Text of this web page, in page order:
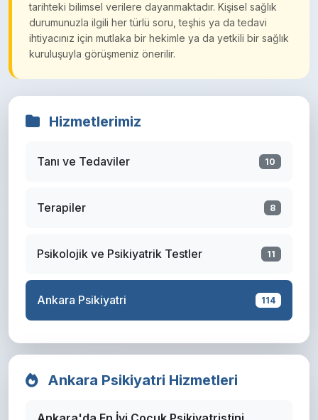
tarihteki bilimsel verilere dayanmaktadır. Kişisel sağlık
durumunuzla ilgili her türlü soru, teşhis ya da tedavi
ihtiyacınız için mutlaka bir hekimle ya da yetkili bir sağlık
kuruluşuyla görüşmeniz önerilir.
Hizmetlerimiz
Tanı ve Tedaviler 10
Terapiler 8
Psikolojik ve Psikiyatrik Testler 11
Ankara Psikiyatri 114
Ankara Psikiyatri Hizmetleri